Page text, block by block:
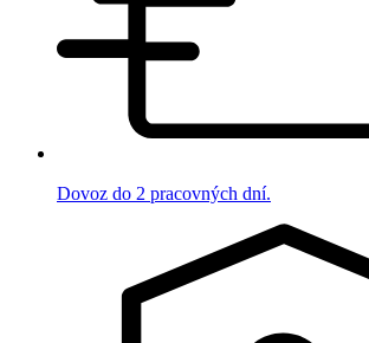
Dovoz do 2 pracovných dní.